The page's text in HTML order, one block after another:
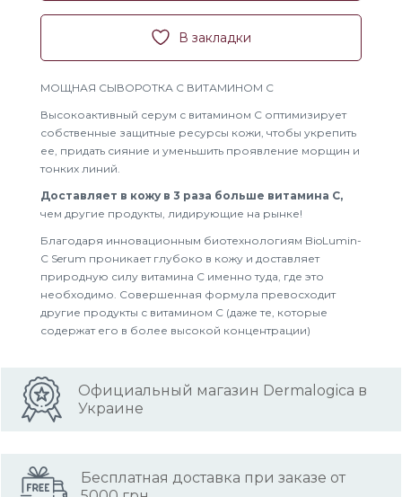
В закладки
МОЩНАЯ СЫВОРОТКА С ВИТАМИНОМ С
Высокоактивный серум с витамином С оптимизирует
собственные защитные ресурсы кожи, чтобы укрепить
ее, придать сияние и уменьшить проявление морщин и
тонких линий.
Доставляет в кожу в 3 раза больше витамина С,
чем другие продукты, лидирующие на рынке!
Благодаря инновационным биотехнологиям BioLumin-
C Serum проникает глубоко в кожу и доставляет
природную силу витамина С именно туда, где это
необходимо. Совершенная формула превосходит
другие продукты с витамином С (даже те, которые
содержат его в более высокой концентрации)
Официальный магазин Dermalogica в
Украине
Бесплатная доставка при заказе от